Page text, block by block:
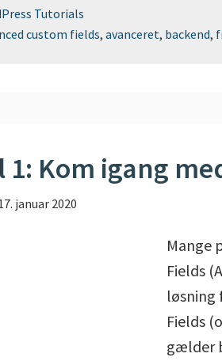
Tutorials
custom fields, avanceret, backend,
Kom igang
januar 2020
Mange
Fields
løsning
Fields
gælder